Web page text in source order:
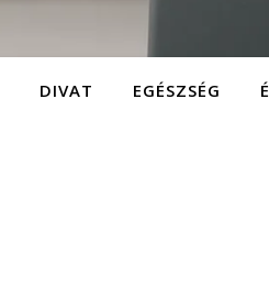
DIVAT EGÉSZSÉG